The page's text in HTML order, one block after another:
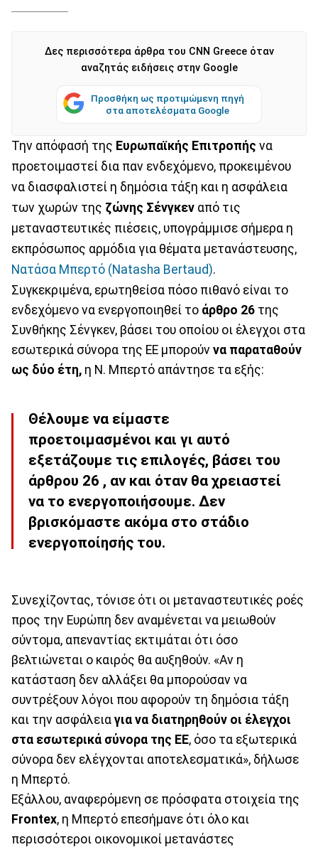
Δες περισσότερα άρθρα του CNN Greece όταν
αναζητάς ειδήσεις στην Google
Προσθήκη ως προτιμώμενη πηγή
στα αποτελέσματα Google
Την απόφασή της Ευρωπαϊκής Επιτροπής να
προετοιμαστεί δια παν ενδεχόμενο, προκειμένου
να διασφαλιστεί η δημόσια τάξη και η ασφάλεια
των χωρών της ζώνης Σένγκεν από τις
μεταναστευτικές πιέσεις, υπογράμμισε σήμερα η
εκπρόσωπος αρμόδια για θέματα μετανάστευσης,
Νατάσα Μπερτό (Natasha Bertaud).
Συγκεκριμένα, ερωτηθείσα πόσο πιθανό είναι το
ενδεχόμενο να ενεργοποιηθεί το άρθρο 26 της
Συνθήκης Σένγκεν, βάσει του οποίου οι έλεγχοι στα
εσωτερικά σύνορα της ΕΕ μπορούν να παραταθούν
ως δύο έτη, η Ν. Μπερτό απάντησε τα εξής:
Θέλουμε να είμαστε
προετοιμασμένοι και γι αυτό
εξετάζουμε τις επιλογές, βάσει του
άρθρου 26 , αν και όταν θα χρειαστεί
να το ενεργοποιήσουμε. Δεν
βρισκόμαστε ακόμα στο στάδιο
ενεργοποίησής του.
Συνεχίζοντας, τόνισε ότι οι μεταναστευτικές ροές
προς την Ευρώπη δεν αναμένεται να μειωθούν
σύντομα, απεναντίας εκτιμάται ότι όσο
βελτιώνεται ο καιρός θα αυξηθούν. «Αν η
κατάσταση δεν αλλάξει θα μπορούσαν να
συντρέξουν λόγοι που αφορούν τη δημόσια τάξη
και την ασφάλεια για να διατηρηθούν οι έλεγχοι
στα εσωτερικά σύνορα της ΕΕ, όσο τα εξωτερικά
σύνορα δεν ελέγχονται αποτελεσματικά», δήλωσε
η Μπερτό.
Εξάλλου, αναφερόμενη σε πρόσφατα στοιχεία της
Frontex, η Μπερτό επεσήμανε ότι όλο και
περισσότεροι οικονομικοί μετανάστες